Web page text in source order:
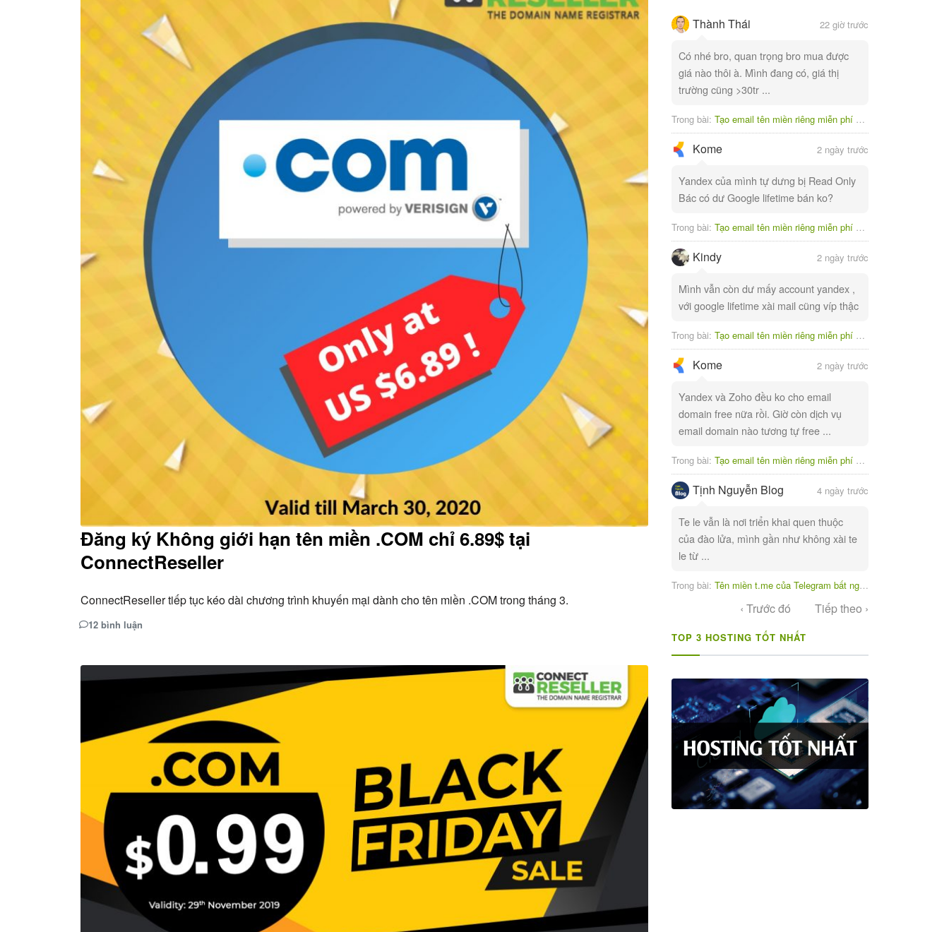
Đăng ký Không giới hạn tên miền .COM chỉ 6.89$ tại
ConnectReseller
ConnectReseller tiếp tục kéo dài chương trình khuyến mại dành cho tên miền .COM trong tháng 3.
12 bình luận
Thành Thái 22 giờ trước
Có nhé bro, quan trọng bro mua được
giá nào thôi à. Mình đang có, giá thị
trường cũng >30tr ...
Trong bài: Tạo email tên miền riêng miễn phí với Yandex
Kome 2 ngày trước
Yandex của mình tự dưng bị Read Only
Bác có dư Google lifetime bán ko?
Trong bài: Tạo email tên miền riêng miễn phí với Yandex
Kindy 2 ngày trước
Mình vẫn còn dư mấy account yandex ,
với google lifetime xài mail cũng víp thậc
Trong bài: Tạo email tên miền riêng miễn phí với Yandex
Kome 2 ngày trước
Yandex và Zoho đều ko cho email
domain free nữa rồi. Giờ còn dịch vụ
email domain nào tương tự free ...
Trong bài: Tạo email tên miền riêng miễn phí với Yandex
Tịnh Nguyễn Blog 4 ngày trước
Te le vẫn là nơi triển khai quen thuộc
của đào lửa, mình gần như không xài te
le từ ...
Trong bài: Tên miền t.me của Telegram bất ngờ bị tạm ngưng
‹ Trước đó Tiếp theo ›
TOP 3 HOSTING TỐT NHẤT